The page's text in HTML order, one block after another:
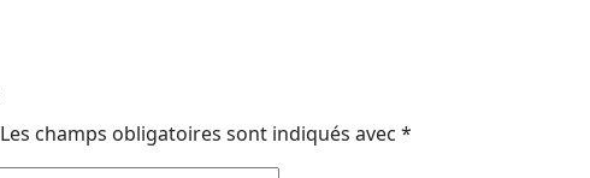
Les champs obligatoires sont indiqués avec *